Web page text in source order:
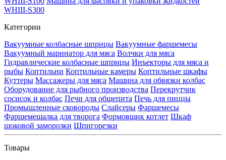
WHIII-S300
Категории
Вакуумные колбасные шприцы Вакуумные фаршемесы
Вакуумный маринатор для мяса Волчки для мяса
Гидравлические колбасные шприцы Инъекторы для мяса и
рыбы Коптильни Коптильные камеры Коптильные шкафы
Куттеры Массажеры для мяса Машина для обвязки колбас
Оборудование для рыбного производства Перекрутчик
сосисок и колбас Печи для общепита Печь для пиццы
Промышленные сковороды Слайсеры Фаршемесы
Фаршемешалка для творога Формовщик котлет Шкаф
шоковой заморозки Шпигорезки
Товары